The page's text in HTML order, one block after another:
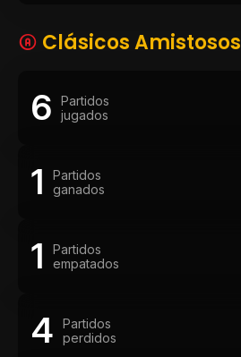
Clásicos Amistosos
6
Partidos
jugados
1
Partidos
ganados
1
Partidos
empatados
4
Partidos
perdidos